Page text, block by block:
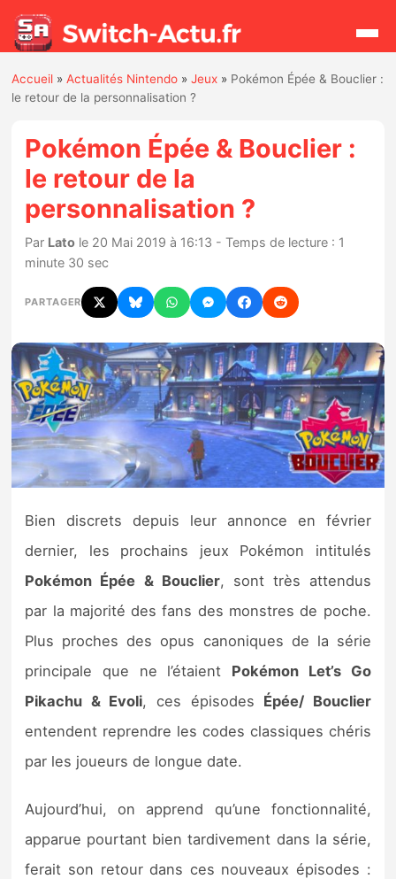
Actualités
Jeux
Hardware
Mises à jour
Chiffres de ventes
Rumeurs
Nintendo Direct
Tests et previews
Tests de jeux
Tests d’accessoires
Autres tests
Previews
Précommandes
Précommandes jeux Switch 2
Sorties de jeux
Bons plans
Accueil »Actualités Nintendo »Jeux » Pokémon Épée & Bouclier :
le retour de la personnalisation ?
Pokémon Épée & Bouclier :
le retour de la
personnalisation ?
Par Lato le 20 Mai 2019 à 16:13 - Temps de lecture : 1
minute 30 sec
PARTAGER
Bien discrets depuis leur annonce en février
dernier, les prochains jeux Pokémon intitulés
Pokémon Épée & Bouclier, sont très attendus
par la majorité des fans des monstres de poche.
Plus proches des opus canoniques de la série
principale que ne l’étaient Pokémon Let’s Go
Pikachu & Evoli, ces épisodes Épée/ Bouclier
entendent reprendre les codes classiques chéris
par les joueurs de longue date.
Aujourd’hui, on apprend qu’une fonctionnalité,
apparue pourtant bien tardivement dans la série,
ferait son retour dans ces nouveaux épisodes :